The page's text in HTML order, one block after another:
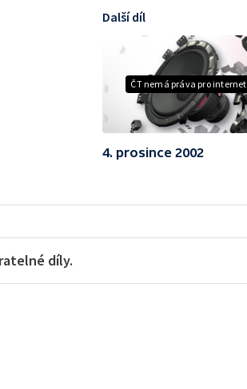
ČT nemá práva pro internet
Další díl
4. prosince 2002
díly.